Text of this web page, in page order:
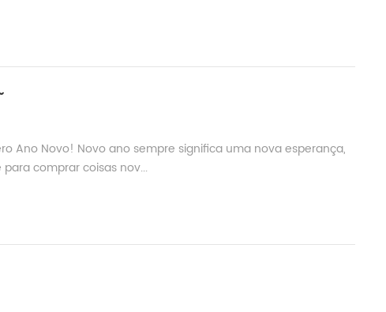
Ano Novo! Novo ano sempre significa uma nova esperança,
comprar coisas nov...